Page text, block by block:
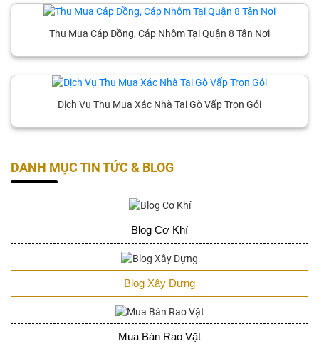
Thu Mua Cáp Đồng, Cáp Nhôm Tại Quận 8 Tận Nơi
Dịch Vụ Thu Mua Xác Nhà Tại Gò Vấp Trọn Gói
DANH MỤC TIN TỨC & BLOG
Blog Cơ Khí
Blog Xây Dựng
Mua Bán Rao Vặt